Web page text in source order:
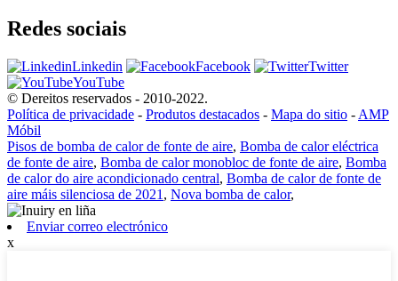
Redes sociais
Linkedin Facebook
Twitter
YouTube
© Dereitos reservados - 2010-2022.
Política de privacidade - Produtos destacados - Mapa do sitio - AMP
Móbil
Pisos de bomba de calor de fonte de aire, Bomba de calor eléctrica
de fonte de aire, Bomba de calor monobloc de fonte de aire, Bomba
de calor do aire acondicionado central, Bomba de calor de fonte de
aire máis silenciosa de 2021 , Nova bomba de calor,
Enviar correo electrónico
x